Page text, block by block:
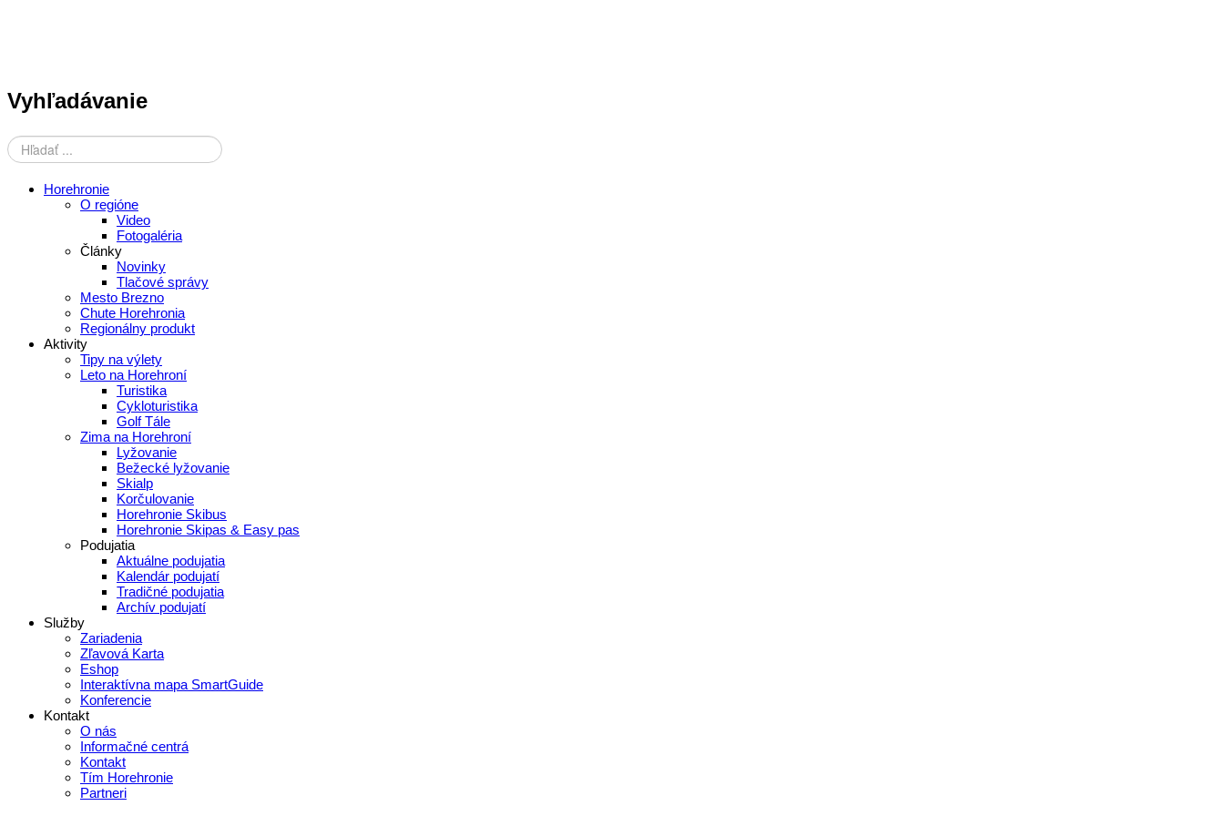
Vyhľadávanie
Horehronie
O regióne
Video
Fotogaléria
Články
Novinky
Tlačové správy
Mesto Brezno
Chute Horehronia
Regionálny produkt
Aktivity
Tipy na výlety
Leto na Horehroní
Turistika
Cykloturistika
Golf Tále
Zima na Horehroní
Lyžovanie
Bežecké lyžovanie
Skialp
Korčulovanie
Horehronie Skibus
Horehronie Skipas & Easy pas
Podujatia
Aktuálne podujatia
Kalendár podujatí
Tradičné podujatia
Archív podujatí
Služby
Zariadenia
Zľavová Karta
Eshop
Interaktívna mapa SmartGuide
Konferencie
Kontakt
O nás
Informačné centrá
Kontakt
Tím Horehronie
Partneri